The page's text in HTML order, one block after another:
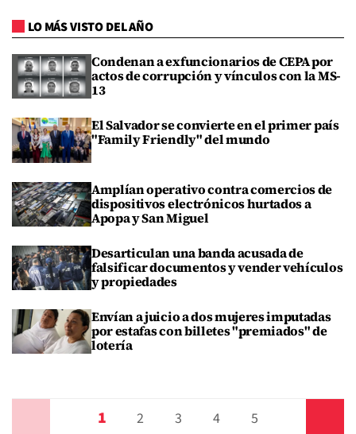
LO MÁS VISTO DEL AÑO
Condenan a exfuncionarios de CEPA por
actos de corrupción y vínculos con la MS-
13
El Salvador se convierte en el primer país
"Family Friendly" del mundo
Amplían operativo contra comercios de
dispositivos electrónicos hurtados a
Apopa y San Miguel
Desarticulan una banda acusada de
falsificar documentos y vender vehículos
y propiedades
Envían a juicio a dos mujeres imputadas
por estafas con billetes "premiados" de
lotería
1 2 3 4 5